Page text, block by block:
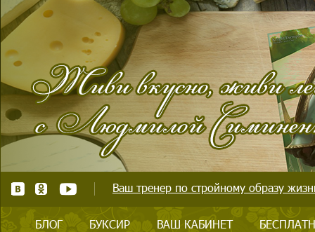
Ваш тренер по стройному образу
БЛОГ БУКСИР ВАШ КАБИНЕТ